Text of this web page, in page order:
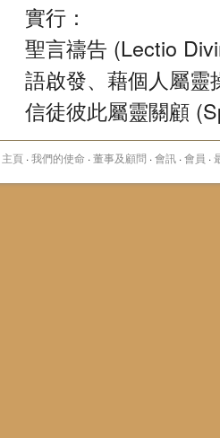
實行：
聖言禱告 (Lectio
語啟發、藉個人屬靈
信徒彼此屬靈關顧
主頁·我們的使命 ·董事及顧問 ·會訊·會員 ·